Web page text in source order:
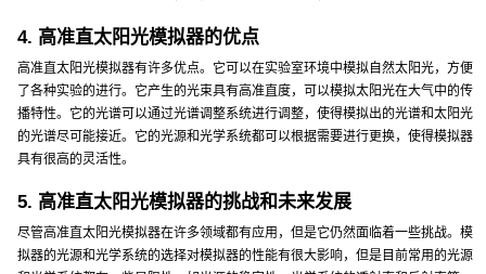
4. 高准直太阳光模拟器的优点
高准直太阳光模拟器有许多优点。它可以在实验室环境中模拟自然太阳光，方便
了各种实验的进行。它产生的光束具有高准直度，可以模拟太阳光在大气中的传
播特性。它的光谱可以通过光谱调整系统进行调整，使得模拟出的光谱和太阳光
的光谱尽可能接近。它的光源和光学系统都可以根据需要进行更换，使得模拟器
具有很高的灵活性。
5. 高准直太阳光模拟器的挑战和未来发展
尽管高准直太阳光模拟器在许多领域都有应用，但是它仍然面临着一些挑战。模
拟器的光源和光学系统的选择对模拟器的性能有很大影响，但是目前常用的光源